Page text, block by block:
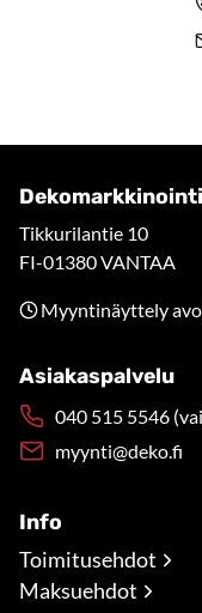
Tikkurilantie 10
FI-01380 VANTAA
Myyntinäyttely
Asiakaspalvelu
040 515 5546
myynti@deko.fi
Info
Toimitusehdot
Maksuehdot